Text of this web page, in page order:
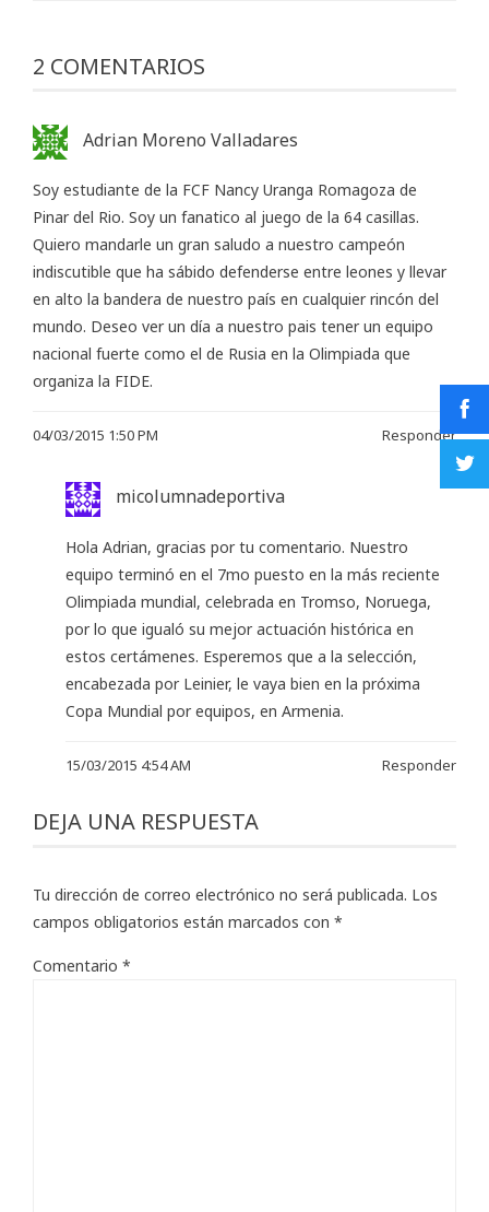
2 COMENTARIOS
Adrian Moreno Valladares
Soy estudiante de la FCF Nancy Uranga Romagoza de
Pinar del Rio. Soy un fanatico al juego de la 64 casillas.
Quiero mandarle un gran saludo a nuestro campeón
indiscutible que ha sábido defenderse entre leones y llevar
en alto la bandera de nuestro país en cualquier rincón del
mundo. Deseo ver un día a nuestro pais tener un equipo
nacional fuerte como el de Rusia en la Olimpiada que
organiza la FIDE.
04/03/2015 1:50 PM Responder
micolumnadeportiva
Hola Adrian, gracias por tu comentario. Nuestro
equipo terminó en el 7mo puesto en la más reciente
Olimpiada mundial, celebrada en Tromso, Noruega,
por lo que igualó su mejor actuación histórica en
estos certámenes. Esperemos que a la selección,
encabezada por Leinier, le vaya bien en la próxima
Copa Mundial por equipos, en Armenia.
15/03/2015 4:54 AM Responder
DEJA UNA RESPUESTA
Tu dirección de correo electrónico no será publicada. Los
campos obligatorios están marcados con *
Comentario *